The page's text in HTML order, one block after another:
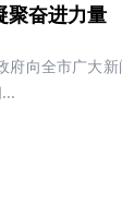
聚奋进力量
向全市广大